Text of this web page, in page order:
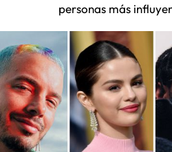
personas más